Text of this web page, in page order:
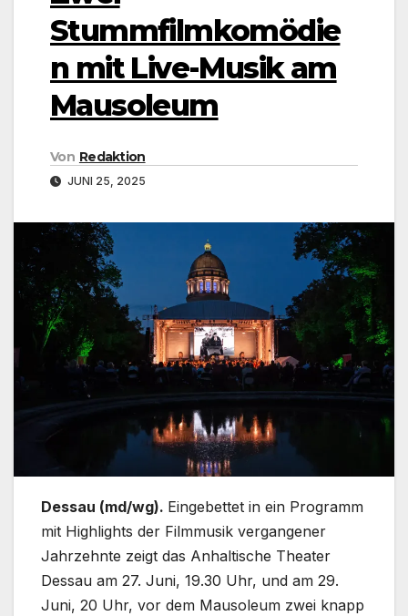
Stummfilmkomödie
n mit Live-Musik am
Mausoleum
Von Redaktion
JUNI 25, 2025
Dessau (md/wg). Eingebettet in ein Programm
mit Highlights der Filmmusik vergangener
Jahrzehnte zeigt das Anhaltische Theater
Dessau am 27. Juni, 19.30 Uhr, und am 29.
Juni, 20 Uhr, vor dem Mausoleum zwei knapp